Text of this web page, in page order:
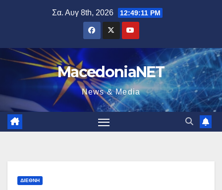
Σα. Αυγ 8th, 2026 12:49:12 PM
MacedoniaNET
News & Media
ΔΙΕΘΝΉ